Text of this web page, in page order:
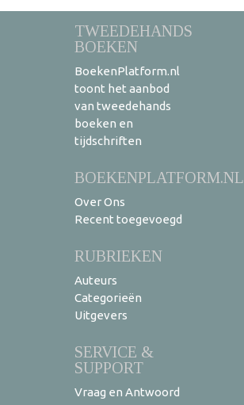
TWEEDEHANDS
BOEKEN
BoekenPlatform.nl
toont het aanbod
van tweedehands
boeken en
tijdschriften
BOEKENPLATFORM.NL
Over Ons
Recent toegevoegd
RUBRIEKEN
Auteurs
Categorieën
Uitgevers
SERVICE &
SUPPORT
Vraag en Antwoord